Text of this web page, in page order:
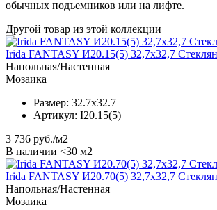
обычных подъемников или на лифте.
Другой товар из этой коллекции
Irida FANTASY И20.15(5) 32,7x32,7
Напольная/Настенная
Мозаика
Размер: 32.7x32.7
Артикул: I20.15(5)
3 736 руб./м2
В наличии <30 м2
Irida FANTASY И20.70(5) 32,7x32,7
Напольная/Настенная
Мозаика